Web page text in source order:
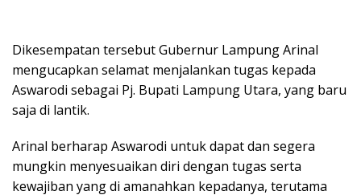
Dikesempatan tersebut Gubernur Lampung Arinal
mengucapkan selamat menjalankan tugas kepada
Aswarodi sebagai Pj. Bupati Lampung Utara, yang baru
saja di lantik.
Arinal berharap Aswarodi untuk dapat dan segera
mungkin menyesuaikan diri dengan tugas serta
kewajiban yang di amanahkan kepadanya, terutama